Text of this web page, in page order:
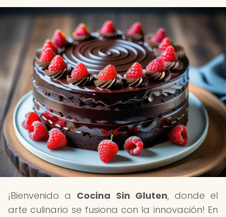
¡Bienvenido a Cocina Sin Gluten, donde el
arte culinario se fusiona con la innovación! En